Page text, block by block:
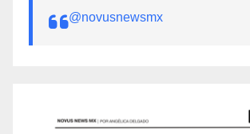
@novusnewsmx